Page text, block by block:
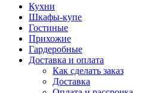
Кухни
Шкафы-купе
Гостиные
Прихожие
Гардеробные
Доставка и оплата
Как сделать заказ
Доставка